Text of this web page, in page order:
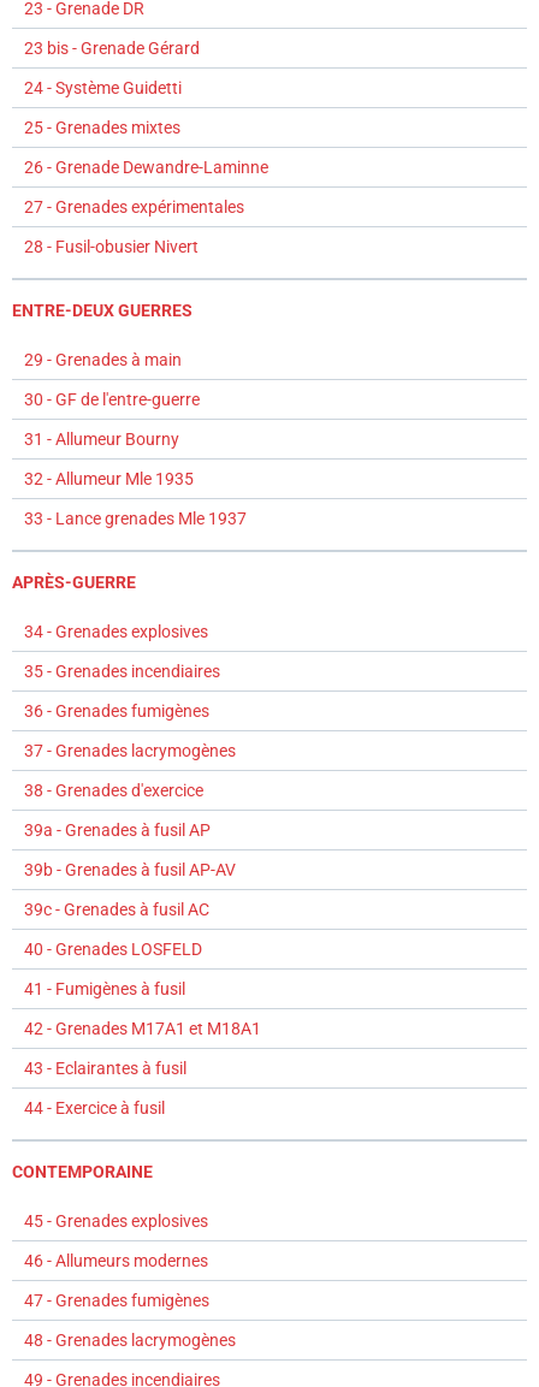
23 - Grenade DR
23 bis - Grenade Gérard
24 - Système Guidetti
25 - Grenades mixtes
26 - Grenade Dewandre-Laminne
27 - Grenades expérimentales
28 - Fusil-obusier Nivert
ENTRE-DEUX GUERRES
29 - Grenades à main
30 - GF de l'entre-guerre
31 - Allumeur Bourny
32 - Allumeur Mle 1935
33 - Lance grenades Mle 1937
APRÈS-GUERRE
34 - Grenades explosives
35 - Grenades incendiaires
36 - Grenades fumigènes
37 - Grenades lacrymogènes
38 - Grenades d'exercice
39a - Grenades à fusil AP
39b - Grenades à fusil AP-AV
39c - Grenades à fusil AC
40 - Grenades LOSFELD
41 - Fumigènes à fusil
42 - Grenades M17A1 et M18A1
43 - Eclairantes à fusil
44 - Exercice à fusil
CONTEMPORAINE
45 - Grenades explosives
46 - Allumeurs modernes
47 - Grenades fumigènes
48 - Grenades lacrymogènes
49 - Grenades incendiaires